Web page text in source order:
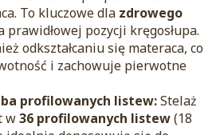
To kluczowe dla zdrowego
prawidłowej pozycji kręgosłupa.
odkształcaniu się materaca, co
i zachowuje pierwotne
profilowanych listew:Stelaż
w36 profilowanych listew(18